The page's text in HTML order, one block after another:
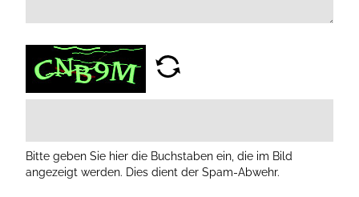
Bitte geben Sie hier die Buchstaben ein, die im Bild
angezeigt werden. Dies dient der Spam-Abwehr.